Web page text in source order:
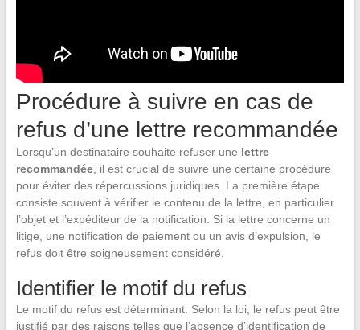
Procédure à suivre en cas de
refus d’une lettre recommandée
Lorsqu’un destinataire souhaite refuser une lettre
recommandée, il est crucial de suivre une certaine procédure
pour éviter des répercussions juridiques. La première étape
consiste souvent à vérifier le contenu de la lettre, en particulier
l’objet et l’expéditeur de la notification. Si la lettre concerne un
litige, une notification de paiement ou un avis d’expulsion, le
refus doit être soigneusement considéré.
Identifier le motif du refus
Le motif du refus est déterminant. Selon la loi, le refus peut être
justifié par des raisons telles que l’absence d’identification de